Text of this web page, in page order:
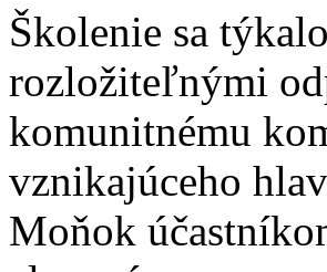
Školenie sa
rozložiteľnými
komunitnému
vznikajúceho
Moňok